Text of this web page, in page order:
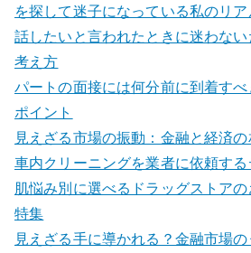
を探して迷子になっている私のリ
話したいと言われたときに迷わな
考え方
パートの面接には何分前に到着す
ポイント
見えざる市場の振動：金融と経済
車内クリーニングを業者に依頼する
肌悩み別に選べるドラッグストア
特集
見えざる手に導かれる？金融市場